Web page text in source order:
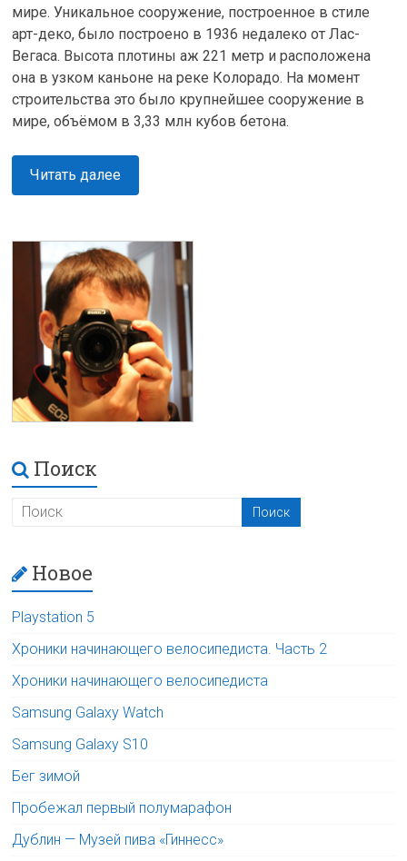
мире. Уникальное сооружение, построенное в стиле
арт-деко, было построено в 1936 недалеко от Лас-
Вегаса. Высота плотины аж 221 метр и расположена
она в узком каньоне на реке Колорадо. На момент
строительства это было крупнейшее сооружение в
мире, объёмом в 3,33 млн кубов бетона.
Читать далее
Поиск
Новое
Playstation 5
Хроники начинающего велосипедиста. Часть 2
Хроники начинающего велосипедиста
Samsung Galaxy Watch
Samsung Galaxy S10
Бег зимой
Пробежал первый полумарафон
Дублин — Музей пива «Гиннесс»